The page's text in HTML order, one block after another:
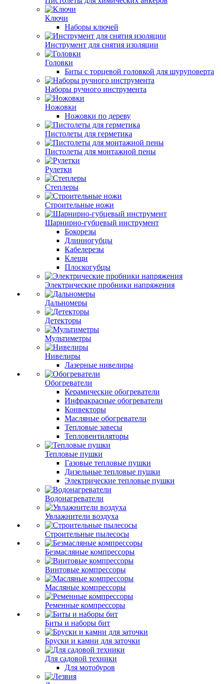
Ключи
Наборы ключей
Инструмент для снятия изоляции
Головки
Биты с торцевой головкой для шуруповерта
Наборы ручного инструмента
Ножовки
Ножовки по дереву
Пистолеты для герметика
Пистолеты для монтажной пены
Рулетки
Степлеры
Строительные ножи
Шарнирно-губцевый инструмент
Бокорезы
Длинногубцы
Кабелерезы
Клещи
Плоскогубцы
Электрические пробники напряжения
Дальномеры
Детекторы
Мультиметры
Нивелиры
Лазерные нивелиры
Обогреватели
Керамические обогреватели
Инфракрасные обогреватели
Конвекторы
Масляные обогреватели
Тепловые завесы
Тепловентиляторы
Тепловые пушки
Газовые тепловые пушки
Дизельные тепловые пушки
Электрические тепловые пушки
Водонагреватели
Увлажнители воздуха
Строительные пылесосы
Безмасляные компрессоры
Винтовые компрессоры
Масляные компрессоры
Ременные компрессоры
Биты и наборы бит
Бруски и камни для заточки
Для садовой техники
Для мотобуров